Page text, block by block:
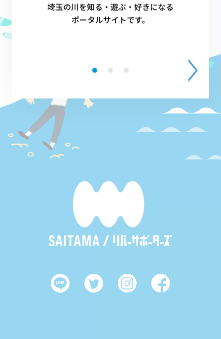
埼玉の川を知る・遊ぶ・好きになる
ポータルサイトです。